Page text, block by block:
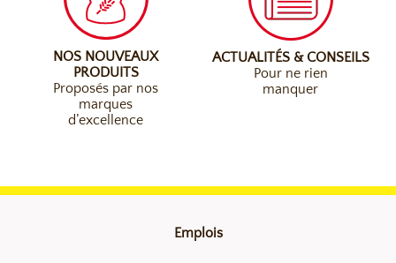
NOS NOUVEAUX
PRODUITS
Proposés par nos
marques
d’excellence
ACTUALITÉS & CONSEILS
Pour ne rien
manquer
Emplois